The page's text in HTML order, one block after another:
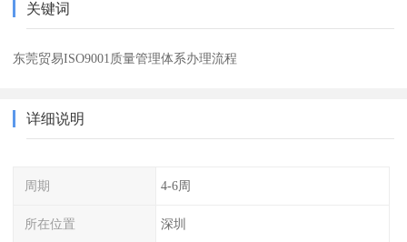
关键词
东莞贸易ISO9001质量管理体系办理流程
详细说明
周期 4-6周
所在位置 深圳